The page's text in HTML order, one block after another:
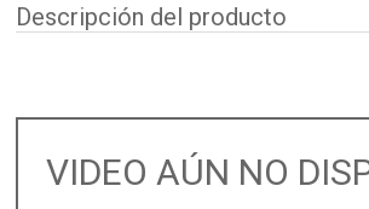
Descripción del producto
VIDEO AÚN NO